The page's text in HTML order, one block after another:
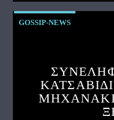
GOSSIP-NEWS